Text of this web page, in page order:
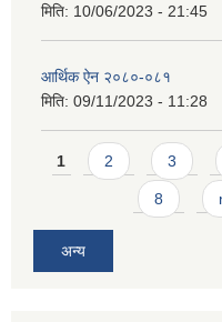
मिति: 10/06/2023 - 21:45
आर्थिक ऐन २०८०-०८१
मिति: 09/11/2023 - 11:28
Pages
1 2 3
8
अन्य